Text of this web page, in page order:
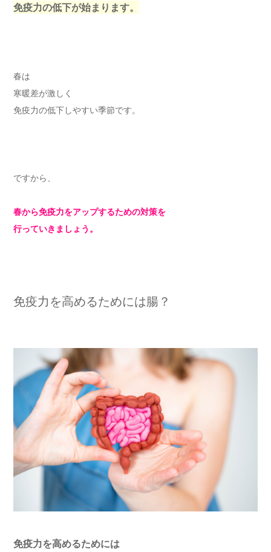
免疫力の低下が始まります。
春は
寒暖差が激しく
免疫力の低下しやすい季節です。
ですから、
春から免疫力をアップするための対策を
行っていきましょう。
免疫力を高めるためには腸？
免疫力を高めるためには